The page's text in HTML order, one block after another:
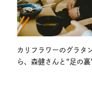
カリフラワーのグラタ
ら、森健さんと“足の